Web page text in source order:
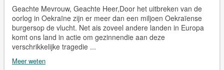
Geachte Mevrouw, Geachte Heer,Door het uitbreken van de
oorlog in Oekraïne zijn er meer dan een miljoen Oekraïense
burgersop de vlucht. Net ais zoveel andere landen in Europa
komt ons land in actie om gezinnendie aan deze
verschrikkelijke tragedie ...
Meer weten